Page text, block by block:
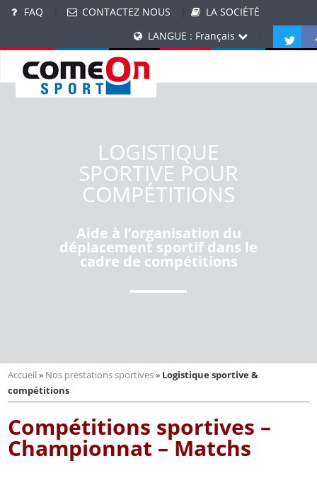
FAQ CONTACTEZ NOUS
LA SOCIÉTÉ
LANGUE : Français
LOGISTIQUE
SPORTIVE POUR
COMPÉTITIONS
Aide à l’organisation du
déplacement sportif dans le
cadre de compétitions
Accueil » Nos prestations sportives» Logistique sportive &
compétitions
Compétitions sportives –
Championnat – Matchs